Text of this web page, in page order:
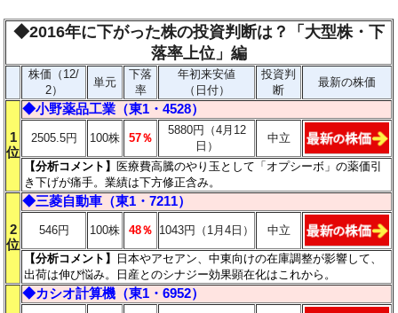
◆2016年に下がった株の投資判断は？「大型株・下
落率上位」編
株価（12/
2）
単元
下落
率
年初来安値
（日付）
投資判
断
最新の株価
1
位
◆小野薬品工業（東1・4528）
2505.5円 100株 57％
5880円（4月12
日）
中立
【分析コメント 】 医療費高騰のやり玉として「オプシーボ」の薬価引
き下げが痛手。業績は下方修正含み。
2
位
◆三菱自動車（東1・7211）
546円 100株 48％ 1043円（1月4日） 中立
【分析コメント 】
日本やアセアン、中東向けの在庫調整が影響して、
出荷は伸び悩み。日産とのシナジー効果顕在化はこれから。
◆カシオ計算機（東1・6952）